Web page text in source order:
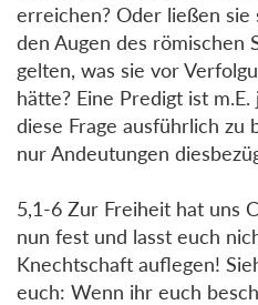
erreichen? Oder ließen sie
den Augen des römischen
gelten, was sie vor
hätte? Eine Predigt ist
diese Frage ausführlich zu
nur Andeutungen
5,1-6 Zur Freiheit hat uns
nun fest und lasst euch
Knechtschaft auflegen!
euch: Wenn ihr euch